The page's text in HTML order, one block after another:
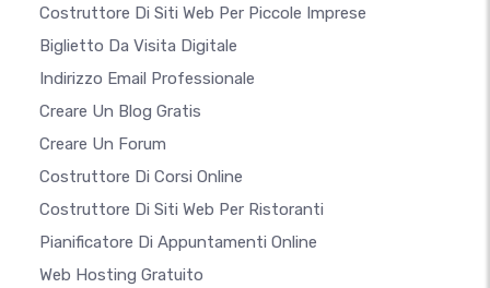
Costruttore Di Siti Web Per Piccole Imprese
Biglietto Da Visita Digitale
Indirizzo Email Professionale
Creare Un Blog Gratis
Creare Un Forum
Costruttore Di Corsi Online
Costruttore Di Siti Web Per Ristoranti
Pianificatore Di Appuntamenti Online
Web Hosting Gratuito